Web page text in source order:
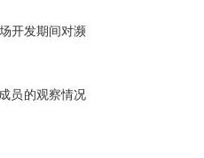
开发期间对濒
员的观察情况